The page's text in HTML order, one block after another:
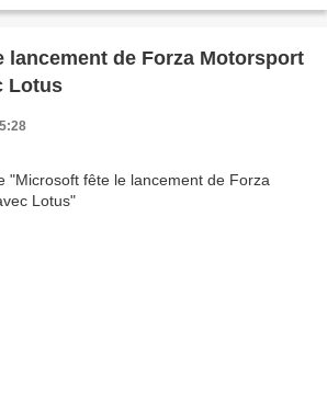
lancement de Forza Motorsport
Lotus